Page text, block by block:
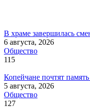
В храме завершилась
6 августа, 2026
Общество
115
Копейчане почтят память
5 августа, 2026
Общество
127